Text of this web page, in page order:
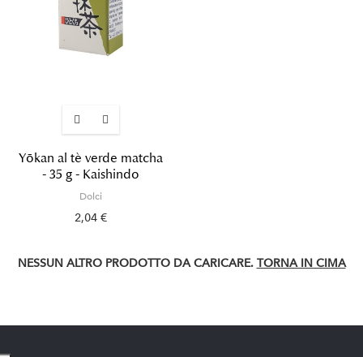
Yōkan al tè verde matcha
- 35 g - Kaishindo
Dolci
2,04 €
NESSUN ALTRO PRODOTTO DA CARICARE. TORNA IN CIMA